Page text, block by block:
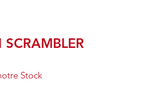
SCRAMBLER
Stock